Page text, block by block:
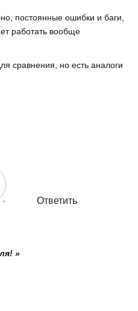
постоянные ошибки и баги,
работать вообще
сравнения, но есть аналоги
Ответить
»